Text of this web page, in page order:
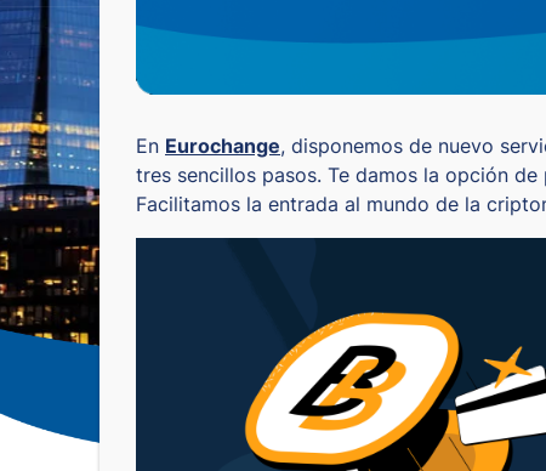
En Eurochange, disponemos de nuevo
tres sencillos pasos. Te damos la opción
Facilitamos la entrada al mundo de la